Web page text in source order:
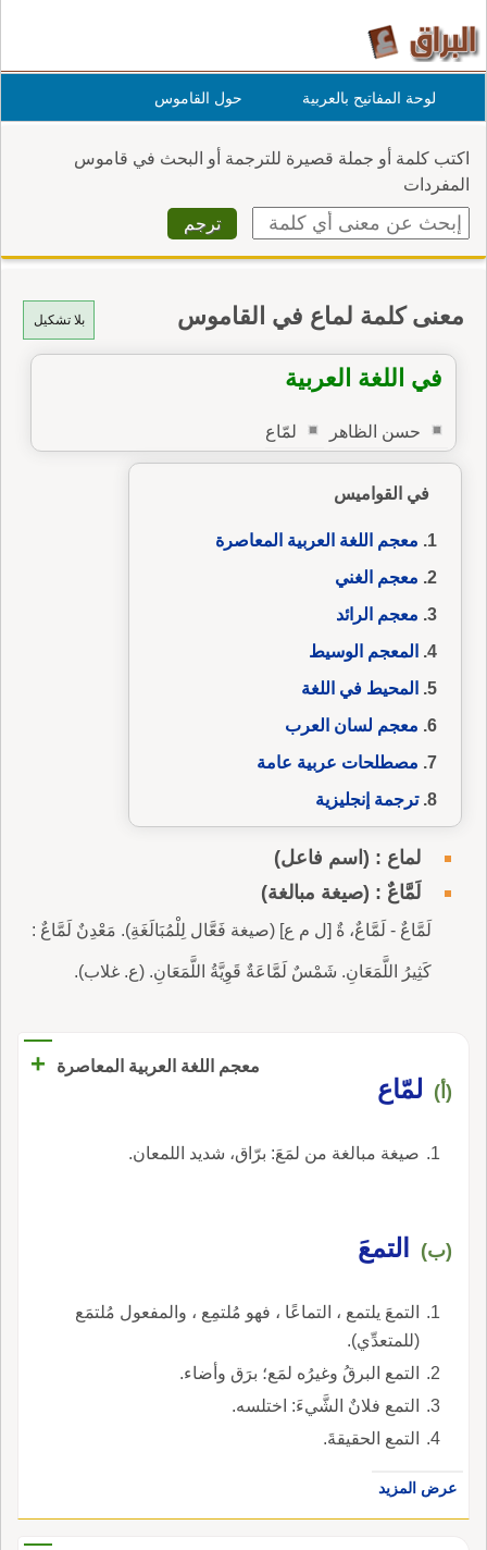
لوحة المفاتيح بالعربية حول القاموس
اكتب كلمة أو جملة قصيرة للترجمة أو البحث في قاموس
المفردات
بلا تشكيل معنى كلمة لماع في القاموس
في اللغة العربية
حسن الظاهر لمّاع
في القواميس
معجم اللغة العربية المعاصرة
معجم الغني
معجم الرائد
المعجم الوسيط
المحيط في اللغة
معجم لسان العرب
مصطلحات عربية عامة
ترجمة إنجليزية
لماع : (اسم فاعل)
لَمَّاعٌ : (صيغة مبالغة)
لَمَّاعٌ - لَمَّاعٌ، ةٌ [ل م ع] (صيغة فَعَّال لِلْمُبَالَغَةِ). مَعْدِنٌ لَمَّاعٌ :
كَثِيرُ اللَّمَعَانِ. شَمْسٌ لَمَّاعَةٌ قَوِيَّةُ اللَّمَعَانِ. (ع. غلاب).
معجم اللغة العربية المعاصرة +
(أ) لمّاع
صيغة مبالغة من لمَعَ: برّاق، شديد اللمعان.
(ب) التمعَ
التمعَ يلتمع ، التماعًا ، فهو مُلتمِع ، والمفعول مُلتمَع
(للمتعدِّي).
التمع البرقُ وغيرُه لمَع؛ برَق وأضاء.
التمع فلانٌ الشَّيءَ: اختلسه.
التمع الحقيقةَ.
عرض المزيد